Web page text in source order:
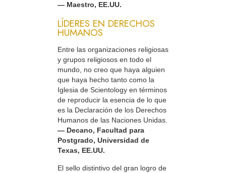
— Maestro, EE.UU.
LÍDERES EN DERECHOS
HUMANOS
Entre las organizaciones religiosas
y grupos religiosos en todo el
mundo, no creo que haya alguien
que haya hecho tanto como la
Iglesia de Scientology en términos
de reproducir la esencia de lo que
es la Declaración de los Derechos
Humanos de las Naciones Unidas.
— Decano, Facultad para
Postgrado, Universidad de
Texas, EE.UU.
El sello distintivo del gran logro de